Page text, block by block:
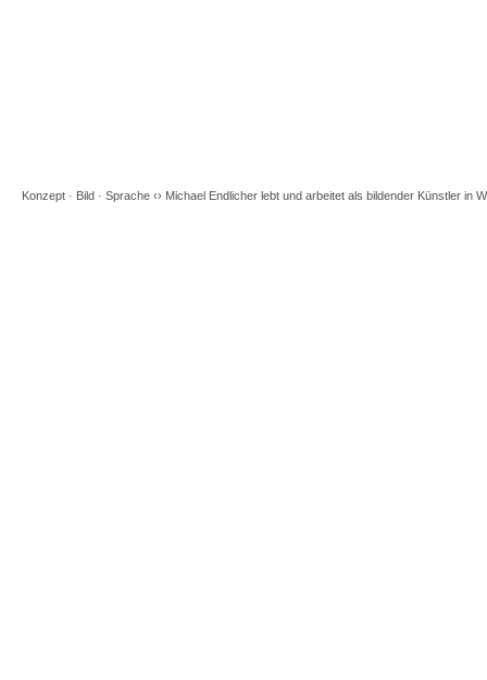
Konzept · Bild · Sprache ‹› Michael Endlicher lebt und arbeitet als bildender Künstler in